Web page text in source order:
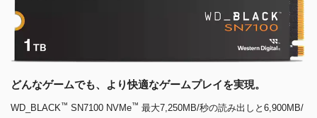
どんなゲームでも、より快適なゲームプレイを実現。
WD_BLACK™ SN7100 NVMe™ 最大7,250MB/秒の読み出しと6,900MB/